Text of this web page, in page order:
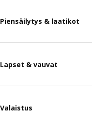
Piensäilytys & laatikot
Lapset & vauvat
Valaistus